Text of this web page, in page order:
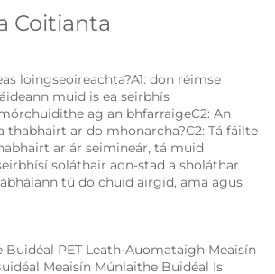
Coitianta
loingseoireachta?A1: don réimse
muid is ea seirbhís
ag an bhfarraigeC2: An
ar do mhonarcha?C2: Tá fáilte
ar ár seimineár, tá muid
soláthair aon-stad a sholáthar
tú do chuid airgid, ama agus
Buidéal PET Leath-Auomataigh Meaisín
Meaisín Múnlaithe Buidéal Is